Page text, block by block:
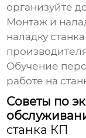
организуйте
Монтаж и
наладку
Обучение
работе на
Советы по
станка КП